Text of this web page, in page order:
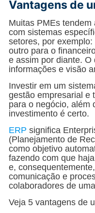
Vantagens de
Muitas PMEs
com sistemas
setores, por
outro para o
e assim por diante.
informações e visão
Investir em um
gestão empresarial e
para o negócio, além
investimento é certo.
ERP significa
(Planejamento de
como objetivo
fazendo com que
e,
comunicação e
colaboradores de
Veja 5 vantagens de